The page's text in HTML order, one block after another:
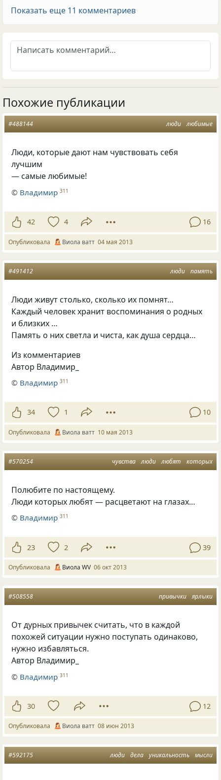
Показать еще 11 комментариев
Похожие публикации
люди любимые
#488144
Люди, которые дают нам чувствовать себя
лучшим
— самые любимые!
© Владимир 311
42 4 16
Опубликовала Виола ватт 04 мая 2013
люди память
#491412
Люди живут столько, сколько их помнят…
Каждый человек хранит воспоминания о родных
и близких …
Память о них светла и чиста, как душа сердца…
Из комментариев
Автор Владимир_
© Владимир 311
34 1 10
Опубликовала Виола ватт 10 мая 2013
чувства люди любят которых
#570254
Полюбите по настоящему.
Люди которых любят — расцветают на глазах…
© Владимир 311
23 2 39
Опубликовала Виола WV 06 окт 2013
привычки ярлыки
#508558
От дурных привычек считать, что в каждой
похожей ситуации нужно поступать одинаково,
нужно избавляться.
Автор Владимир_
© Владимир 311
30 12
Опубликовала Виола ватт 08 июн 2013
люди дела уникальность мысли
#592175